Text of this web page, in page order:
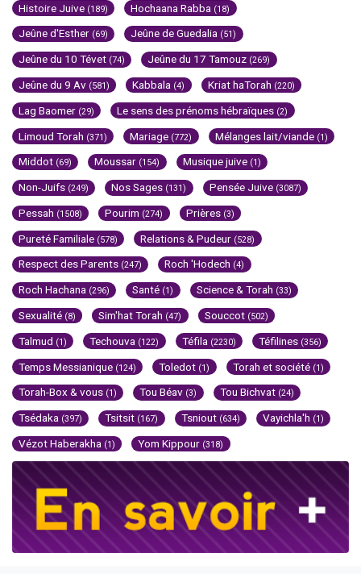
Histoire Juive (189) Hochaana Rabba (18)
Jeûne d'Esther (69) Jeûne de Guedalia (51)
Jeûne du 10 Tévet (74) Jeûne du 17 Tamouz (269)
Jeûne du 9 Av (581) Kabbala (4) Kriat haTorah (220)
Lag Baomer (29) Le sens des prénoms hébraïques (2)
Limoud Torah (371) Mariage (772) Mélanges lait/viande (1)
Middot (69) Moussar (154) Musique juive (1)
Non-Juifs (249) Nos Sages (131) Pensée Juive (3087)
Pessah (1508) Pourim (274) Prières (3)
Pureté Familiale (578) Relations & Pudeur (528)
Respect des Parents (247) Roch 'Hodech (4)
Roch Hachana (296) Santé (1) Science & Torah (33)
Sexualité (8) Sim'hat Torah (47) Souccot (502)
Talmud (1) Techouva (122) Téfila (2230) Téfilines (356)
Temps Messianique (124) Toledot (1) Torah et société (1)
Torah-Box & vous (1) Tou Béav (3) Tou Bichvat (24)
Tsédaka (397) Tsitsit (167) Tsniout (634) Vayichla'h (1)
Vézot Haberakha (1) Yom Kippour (318)